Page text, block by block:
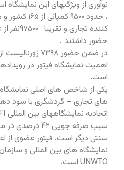
کننده
حضور داشتند .
اهمیت نمایشگاه فیتور در
است.
یکی از شاخص های اصلی نمایشگاه
های تجاری – گردشگری با سود
سبب صرفه جویی ۴۲
نمایشگاه های بین المللی و
UNWTO است.